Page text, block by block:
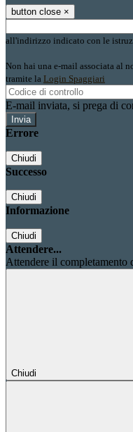
button close ×
all'indirizzo indicato con le
Non hai una e-mail associata al
tramite la Login Spaggiari
E-mail inviata, si prega di
Errore
Chiudi
Successo
Chiudi
Informazione
Chiudi
Attendere...
Attendere il completamento
Chiudi